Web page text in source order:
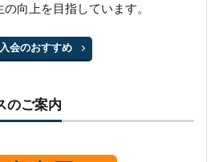
向上を目指しています。
入会のおすすめ
のご案内